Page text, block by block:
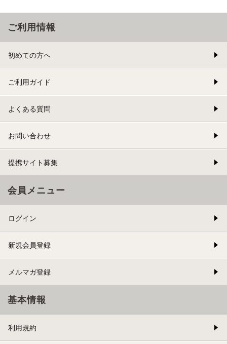
ご利用情報
初めての方へ
ご利用ガイド
よくある質問
お問い合わせ
提携サイト募集
会員メニュー
ログイン
新規会員登録
メルマガ登録
基本情報
利用規約